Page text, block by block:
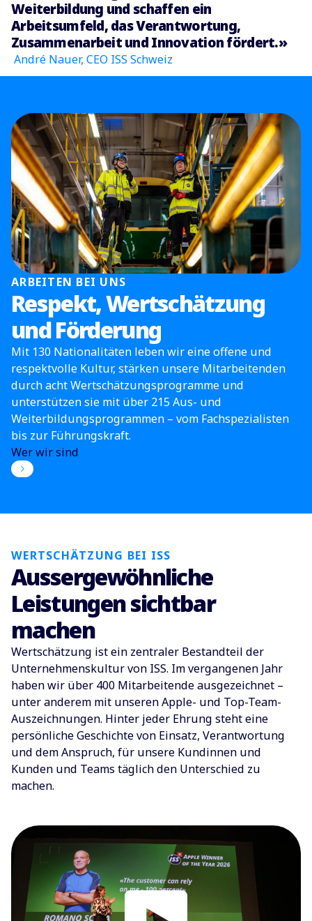
Weiterbildung und schaffen ein
Arbeitsumfeld, das Verantwortung,
Zusammenarbeit und Innovation fördert.»
André Nauer, CEO ISS Schweiz
ARBEITEN BEI UNS
Respekt, Wertschätzung
und Förderung
Mit 130 Nationalitäten leben wir eine offene und
respektvolle Kultur, stärken unsere Mitarbeitenden
durch acht Wertschätzungsprogramme und
unterstützen sie mit über 215 Aus- und
Weiterbildungsprogrammen – vom Fachspezialisten
bis zur Führungskraft.
Wer wir sind
WERTSCHÄTZUNG BEI ISS
Aussergewöhnliche
Leistungen sichtbar
machen
Wertschätzung ist ein zentraler Bestandteil der
Unternehmenskultur von ISS. Im vergangenen Jahr
haben wir über 400 Mitarbeitende ausgezeichnet –
unter anderem mit unseren Apple- und Top-Team-
Auszeichnungen. Hinter jeder Ehrung steht eine
persönliche Geschichte von Einsatz, Verantwortung
und dem Anspruch, für unsere Kundinnen und
Kunden und Teams täglich den Unterschied zu
machen.